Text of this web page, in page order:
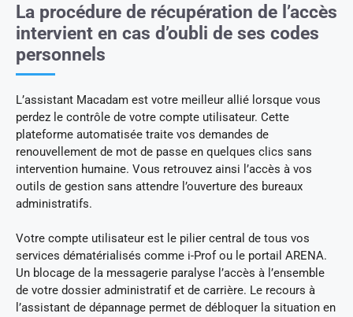
La procédure de récupération de l’accès
intervient en cas d’oubli de ses codes
personnels
L’assistant Macadam est votre meilleur allié lorsque vous
perdez le contrôle de votre compte utilisateur. Cette
plateforme automatisée traite vos demandes de
renouvellement de mot de passe en quelques clics sans
intervention humaine. Vous retrouvez ainsi l’accès à vos
outils de gestion sans attendre l’ouverture des bureaux
administratifs.
Votre compte utilisateur est le pilier central de tous vos
services dématérialisés comme i-Prof ou le portail ARENA.
Un blocage de la messagerie paralyse l’accès à l’ensemble
de votre dossier administratif et de carrière. Le recours à
l’assistant de dépannage permet de débloquer la situation en